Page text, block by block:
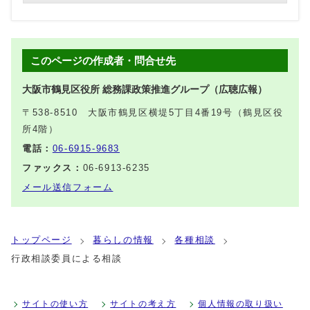
このページの作成者・問合せ先
大阪市鶴見区役所 総務課政策推進グループ（広聴広報）
〒538-8510 大阪市鶴見区横堤5丁目4番19号（鶴見区役
所4階）
電話： 06-6915-9683
ファックス： 06-6913-6235
メール送信フォーム
トップページ 暮らしの情報
各種相談
行政相談委員による相談
サイトの使い方 サイトの考え方 個人情報の取り扱い